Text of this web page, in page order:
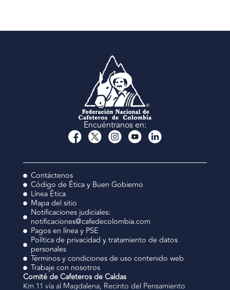
Encuéntranos en:
Contáctenos
Código de Ética y Buen Gobierno
Línea Ética
Mapa del sitio
Notificaciones judiciales:
notificaciones@cafedecolombia.com
Pagos en línea y PSE
Política de privacidad y tratamiento de datos
personales
Términos y condiciones de uso contenido web
Trabaje con nosotros
Comité de Cafeteros de Caldas
Km 11 vía al Magdalena, Recinto del Pensamiento